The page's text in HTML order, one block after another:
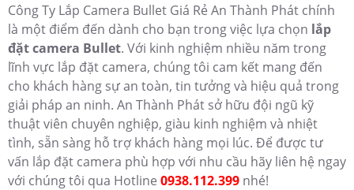
Công Ty Lắp Camera Bullet Giá Rẻ An Thành Phát chính
là một điểm đến dành cho bạn trong việc lựa chọn lắp
đặt camera Bullet. Với kinh nghiệm nhiều năm trong
lĩnh vực lắp đặt camera, chúng tôi cam kết mang đến
cho khách hàng sự an toàn, tin tưởng và hiệu quả trong
giải pháp an ninh. An Thành Phát sở hữu đội ngũ kỹ
thuật viên chuyên nghiệp, giàu kinh nghiệm và nhiệt
tình, sẵn sàng hỗ trợ khách hàng mọi lúc. Để được tư
vấn lắp đặt camera phù hợp với nhu cầu hãy liên hệ ngay
với chúng tôi qua Hotline 0938.112.399 nhé!